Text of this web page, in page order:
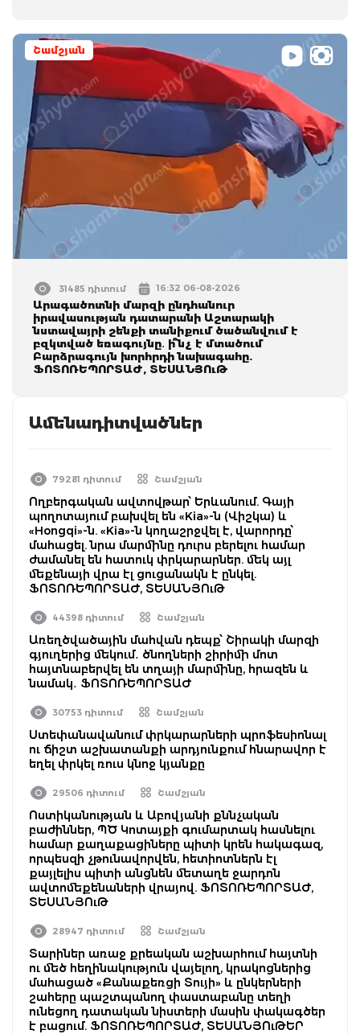
Շամշյան
31485 դիտում 16:32 06-08-2026
Արագածոտնի մարզի ընդհանուր
իրավասության դատարանի Աշտարակի
նստավայրի շենքի տանիքում ծածանվում է
բզկտված եռագույնը․ ի՞նչ է մտածում
Բարձրագույն խորհրդի նախագահը.
ՖՈՏՈՌԵՊՈՐՏԱԺ, ՏԵՍԱՆՅՈւԹ
Ամենադիտվածներ
79281 դիտում Շամշյան
Ողբերգական ավտովթար՝ Երևանում. Գայի
պողոտայում բախվել են «Kia»-ն (Վիշկա) և
«Hongqi»-ն. «Kia»-ն կողաշրջվել է, վարորդը՝
մահացել. նրա մարմինը դուրս բերելու համար
ժամանել են հատուկ փրկարարներ. մեկ այլ
մեքենայի վրա էլ ցուցանակն է ընկել.
ՖՈՏՈՌԵՊՈՐՏԱԺ, ՏԵՍԱՆՅՈւԹ
44398 դիտում Շամշյան
Առեղծվածային մահվան դեպք՝ Շիրակի մարզի
գյուղերից մեկում․ ծնողների շիրիմի մոտ
հայտնաբերվել են տղայի մարմինը, հրազեն և
նամակ․ ՖՈՏՈՌԵՊՈՐՏԱԺ
30753 դիտում Շամշյան
Ստեփանավանում փրկարարների պրոֆեսիոնալ
ու ճիշտ աշխատանքի արդյունքում հնարավոր է
եղել փրկել ռուս կնոջ կյանքը
29506 դիտում Շամշյան
Ոստիկանության և Աբովյանի քննչական
բաժիններ, ՊԾ Կոտայքի գումարտակ հասնելու
համար քաղաքացիները պիտի կրեն հակագազ,
որպեսզի չթունավորվեն, հետիոտներն էլ
քայլելիս պիտի անցնեն մետաղե ջարդոն
ավտոմեքենաների վրայով. ՖՈՏՈՌԵՊՈՐՏԱԺ,
ՏԵՍԱՆՅՈւԹ
28947 դիտում Շամշյան
Տարիներ առաջ քրեական աշխարհում հայտնի
ու մեծ հեղինակություն վայելող, կրակոցներից
մահացած «Քանաքեռցի Տույի» և ընկերների
շահերը պաշտպանող փաստաբանը տեղի
ունեցող դատական նիստերի մասին փակագծեր
է բացում. ՖՈՏՈՌԵՊՈՐՏԱԺ, ՏԵՍԱՆՅՈւԹԵՐ